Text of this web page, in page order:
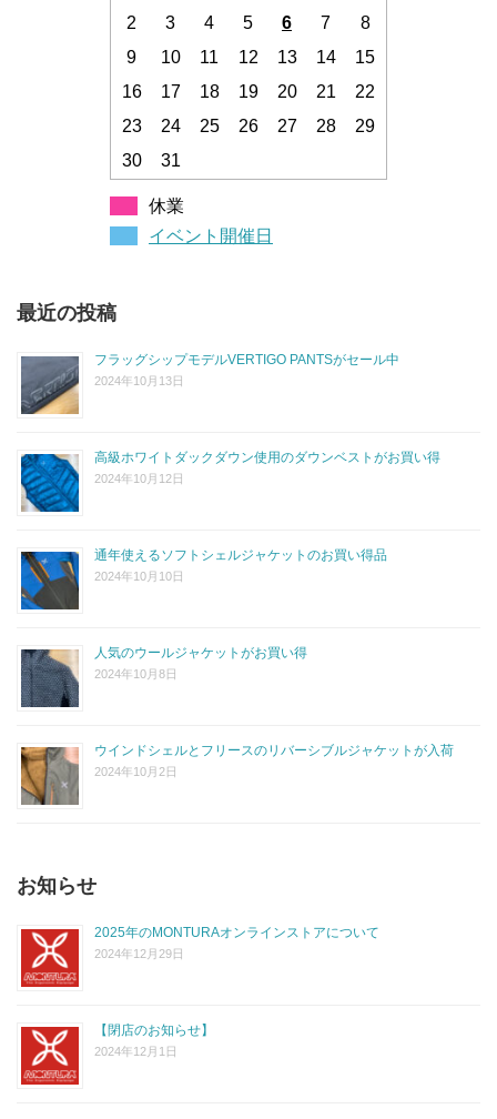
2
3 4 5 6 7
8
9
10 11 12 13 14
15
16
17 18 19 20 21
22
23
24 25 26 27 28
29
30
31
休業
イベント開催日
最近の投稿
フラッグシップモデルVERTIGO PANTSがセール中
2024年10月13日
高級ホワイトダックダウン使用のダウンベストがお買い得
2024年10月12日
通年使えるソフトシェルジャケットのお買い得品
2024年10月10日
人気のウールジャケットがお買い得
2024年10月8日
ウインドシェルとフリースのリバーシブルジャケットが入荷
2024年10月2日
お知らせ
2025年のMONTURAオンラインストアについて
2024年12月29日
【閉店のお知らせ】
2024年12月1日